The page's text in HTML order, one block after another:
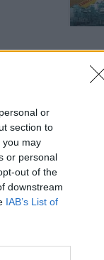
or
section to
you may
or personal
out of the
downstream
IAB’s List of